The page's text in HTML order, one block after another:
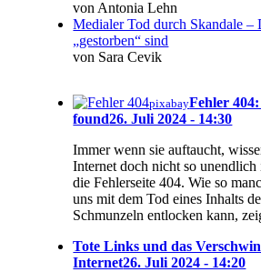
von Antonia Lehn
Medialer Tod durch Skandale –
„gestorben“ sind
von Sara Cevik
pixabayFehler
found26. Juli 2024 - 14:30
Immer wenn sie auftaucht,
Internet doch nicht so unendlich
die Fehlerseite 404. Wie so
uns mit dem Tod eines Inhalts
Schmunzeln entlocken kann,
Tote Links und das
Internet26. Juli 2024 - 14:20